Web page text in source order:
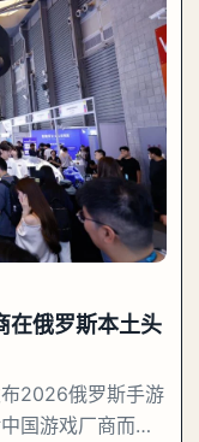
在俄罗斯本土头
2026俄罗斯手游
国游戏厂商而言